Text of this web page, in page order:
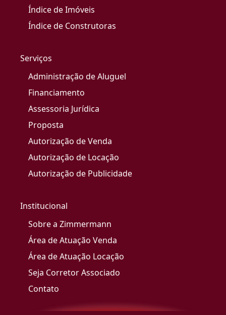
Índice de Imóveis
Índice de Construtoras
Serviços
Administração de Aluguel
Financiamento
Assessoria Jurídica
Proposta
Autorização de Venda
Autorização de Locação
Autorização de Publicidade
Institucional
Sobre a Zimmermann
Área de Atuação Venda
Área de Atuação Locação
Seja Corretor Associado
Contato